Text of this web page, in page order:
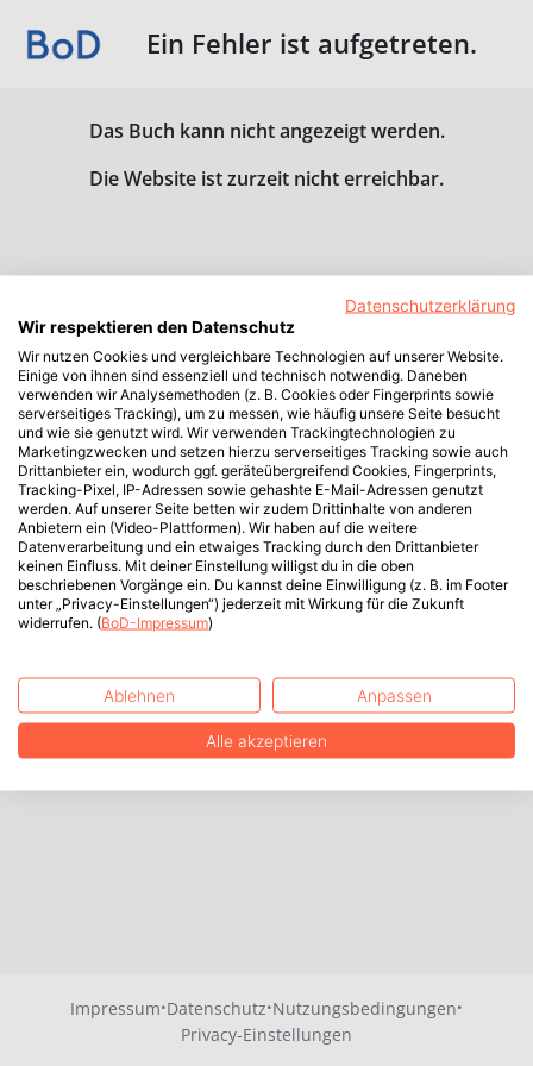
Ein Fehler ist aufgetreten.
Das Buch kann nicht angezeigt werden.
Die Website ist zurzeit nicht erreichbar.
Impressum·Datenschutz·Nutzungsbedingungen·
Privacy-Einstellungen
Datenschutzerklärung
Wir respektieren den Datenschutz
Wir nutzen Cookies und vergleichbare Technologien auf unserer Website.
Einige von ihnen sind essenziell und technisch notwendig. Daneben
verwenden wir Analysemethoden (z. B. Cookies oder Fingerprints sowie
serverseitiges Tracking), um zu messen, wie häufig unsere Seite besucht
und wie sie genutzt wird. Wir verwenden Trackingtechnologien zu
Marketingzwecken und setzen hierzu serverseitiges Tracking sowie auch
Drittanbieter ein, wodurch ggf. geräteübergreifend Cookies, Fingerprints,
Tracking-Pixel, IP-Adressen sowie gehashte E-Mail-Adressen genutzt
werden. Auf unserer Seite betten wir zudem Drittinhalte von anderen
Anbietern ein (Video-Plattformen). Wir haben auf die weitere
Datenverarbeitung und ein etwaiges Tracking durch den Drittanbieter
keinen Einfluss. Mit deiner Einstellung willigst du in die oben
beschriebenen Vorgänge ein. Du kannst deine Einwilligung (z. B. im Footer
unter „Privacy-Einstellungen“) jederzeit mit Wirkung für die Zukunft
widerrufen. (BoD-Impressum)
Ablehnen Anpassen
Alle akzeptieren